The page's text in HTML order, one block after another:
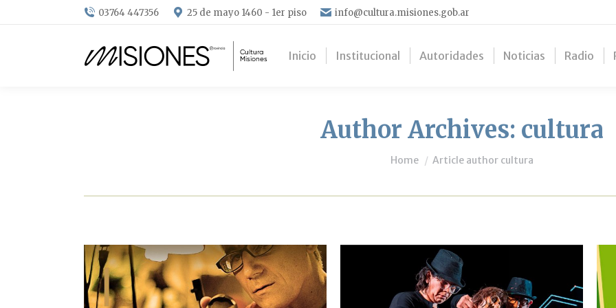
03764 447356 25 de mayo 1460 - 1er piso info@cultura.misiones.gob.ar
Inicio Institucional Autoridades Noticias Radio
Author Archives: cultura
You are here:
Home Article author cultura